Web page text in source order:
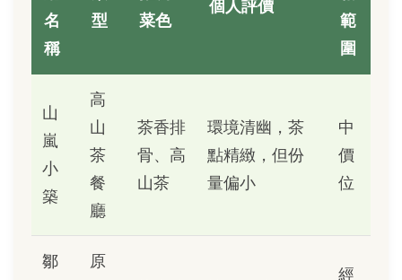
名
稱
型
菜色
個人評價
範
圍
山
嵐
小
築
高
山
茶
餐
廳
茶香排
骨、高
山茶
環境清幽，茶
點精緻，但份
量偏小
中
價
位
鄒
原
經